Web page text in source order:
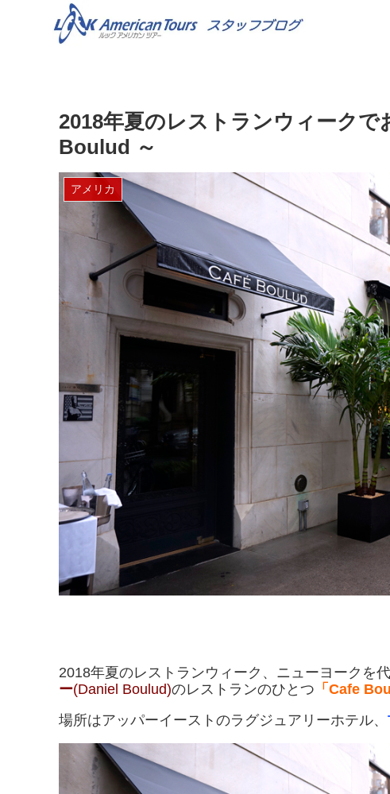
2018年夏のレストランウィーク
Boulud ～
アメリカ
2018年夏のレストランウィーク、ニューヨークを
ー(Daniel Boulud)のレストランのひとつ 「Cafe
場所はアッパーイーストのラグジュアリーホテル、